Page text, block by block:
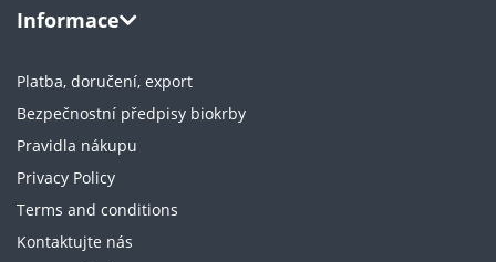
Informace
Platba, doručení, export
Bezpečnostní předpisy biokrby
Pravidla nákupu
Privacy Policy
Terms and conditions
Kontaktujte nás